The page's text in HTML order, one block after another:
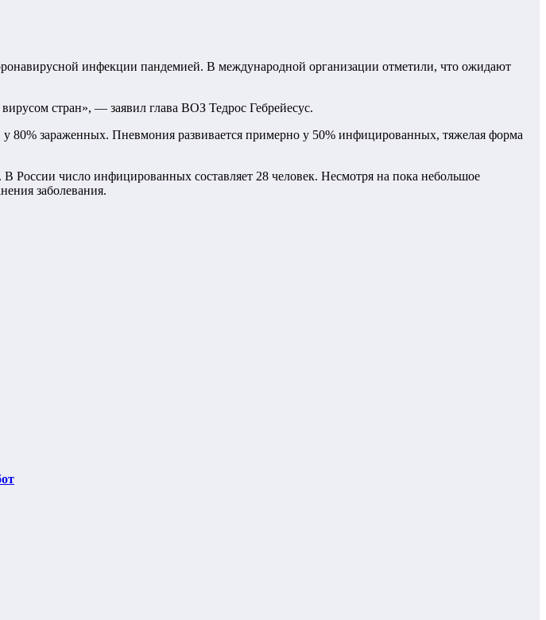
инфекции пандемией. В международной организации отметили, что ожидают
стран», — заявил глава ВОЗ Тедрос Гебрейесус.
зараженных. Пневмония развивается примерно у 50% инфицированных, тяжелая форма
России число инфицированных составляет 28 человек. Несмотря на пока небольшое
заболевания.